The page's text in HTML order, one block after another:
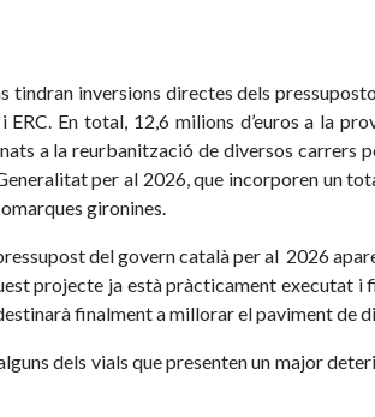
tindran inversions directes dels
ERC. En total, 12,6 milions d’euros a la
a la reurbanització de diversos carrers
per al 2026, que incorporen un
gironines.
del govern català per al 2026
projecte ja està pràcticament executat
finalment a millorar el paviment de
dels vials que presenten un major